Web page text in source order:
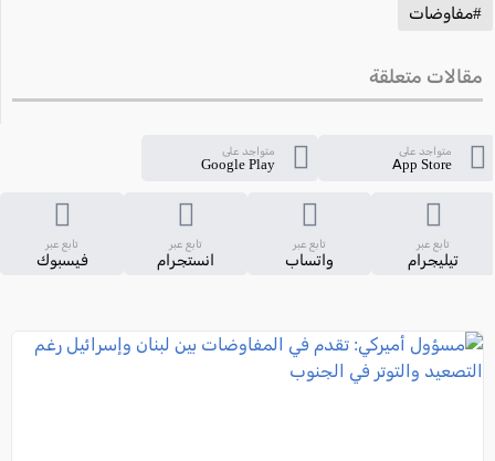
#مفاوضات
مقالات متعلقة
متواجد على
App Store
متواجد على
Google Play
تابع عبر
تيليجرام
تابع عبر
واتساب
تابع عبر
انستجرام
تابع عبر
فيسبوك